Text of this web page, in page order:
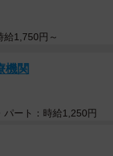
給1,750円～
機関
パート：時給1,250円